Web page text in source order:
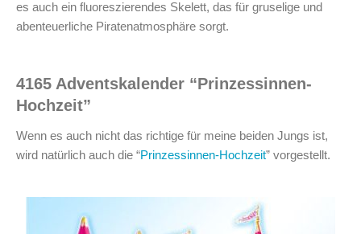
es auch ein fluoreszierendes Skelett, das für gruselige und
abenteuerliche Piratenatmosphäre sorgt.
4165 Adventskalender “Prinzessinnen-
Hochzeit”
Wenn es auch nicht das richtige für meine beiden Jungs ist,
wird natürlich auch die “Prinzessinnen-Hochzeit” vorgestellt.